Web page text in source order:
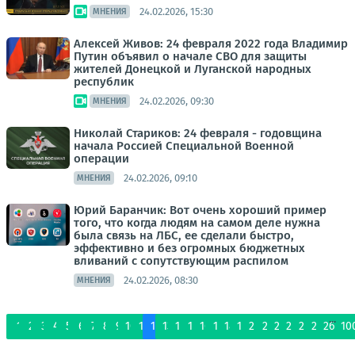
МНЕНИЯ 24.02.2026, 15:30
Алексей Живов: 24 февраля 2022 года Владимир
Путин объявил о начале СВО для защиты
жителей Донецкой и Луганской народных
республик
МНЕНИЯ 24.02.2026, 09:30
Николай Стариков: 24 февраля - годовщина
начала Россией Специальной Военной
операции
МНЕНИЯ 24.02.2026, 09:10
Юрий Баранчик: Вот очень хороший пример
того, что когда людям на самом деле нужна
была связь на ЛБС, ее сделали быстро,
эффективно и без огромных бюджетных
вливаний с сопутствующим распилом
МНЕНИЯ 24.02.2026, 08:30
1 2 3 4 5 6 7 8 9 10 11 12 13 14 15 16 17 18 19 20 21 22 23 24 25 26
...